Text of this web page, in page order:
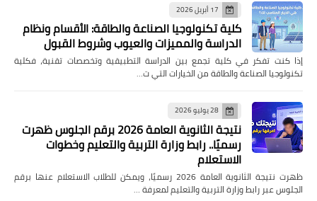
17 أبريل 2026
كلية تكنولوجيا الصناعة والطاقة: الأقسام ونظام
الدراسة والمميزات والعيوب وشروط القبول
إذا كنت تفكر في كلية تجمع بين الدراسة التطبيقية وتخصصات تقنية، فكلية
تكنولوجيا الصناعة والطاقة من الخيارات التي ت…
28 يوليو 2026
نتيجة الثانوية العامة 2026 برقم الجلوس ظهرت
رسميًا.. رابط وزارة التربية والتعليم وخطوات
الاستعلام
ظهرت نتيجة الثانوية العامة 2026 رسميًا، ويمكن للطلاب الاستعلام عنها برقم
الجلوس عبر رابط وزارة التربية والتعليم لمعرفة …